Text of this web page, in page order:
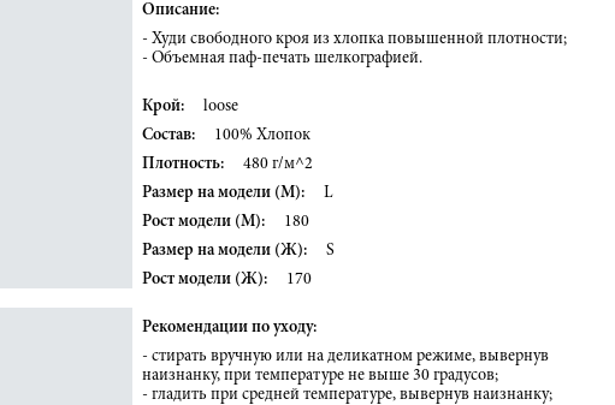
Описание:
- Худи свободного кроя из хлопка повышенной плотности;
- Объемная паф-печать шелкографией.
Крой:
loose
Состав:
100% Хлопок
Плотность:
480 г/м^2
Размер на модели (М):
L
Рост модели (М):
180
Размер на модели (Ж):
S
Рост модели (Ж):
170
Рекомендации по уходу:
- стирать вручную или на деликатном режиме, вывернув
наизнанку, при температуре не выше 30 градусов;
- гладить при средней температуре, вывернув наизнанку;